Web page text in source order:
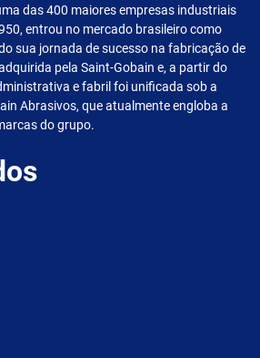
das 400 maiores empresas industriais
entrou no mercado brasileiro como
sua jornada de sucesso na fabricação de
pela Saint-Gobain e, a partir do
e fabril foi unificada sob a
Abrasivos, que atualmente engloba a
do grupo.